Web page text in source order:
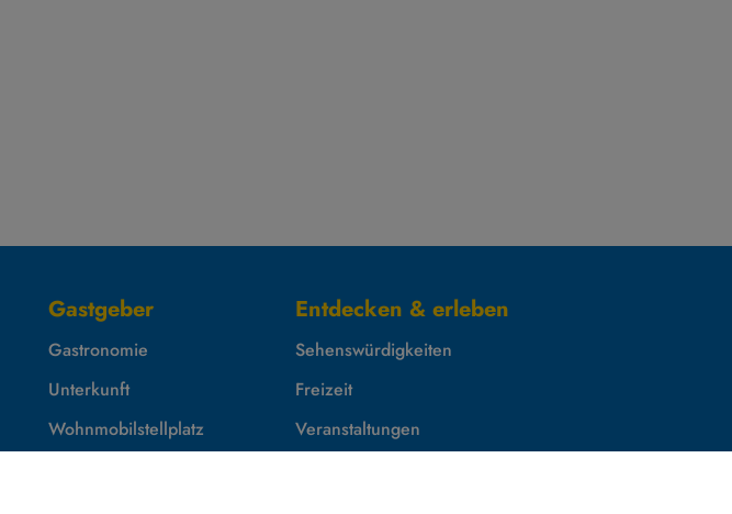
Gastgeber
Gastronomie
Unterkunft
Wohnmobilstellplatz
Entdecken & erleben
Sehenswürdigkeiten
Freizeit
Veranstaltungen